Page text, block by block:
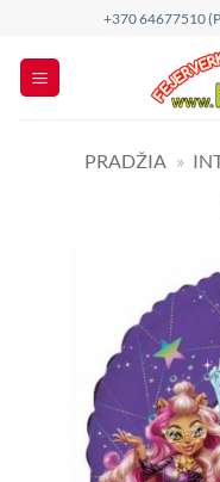
content
+370 64677510
PRADŽIA »